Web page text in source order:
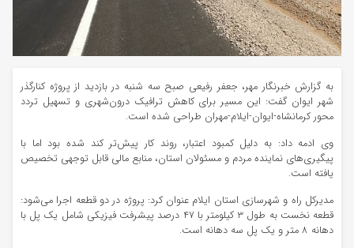
به گزارش خبرنگار مهر، جعفر رفیعی صبح سه شنبه در بازدید از پروژه کنارگذر
شهر ایوان گفت: این مسیر برای کاهش ترافیک درون‌شهری و تسهیل تردد
محور کرمانشاه-ایوان-ایلام-مهران طراحی شده است.
وی ادمه داد: به دلیل کمبود اعتبار، روند کار پیش‌تر کند شده بود اما با
پیگیری‌های نماینده مردم و مسئولان استان، منابع مالی قابل توجهی تخصیص
یافته است.
مدیرکل راه و شهرسازی استان ایلام عنوان کرد: پروژه در دو قطعه اجرا می‌شود:
قطعه نخست به طول ۳ کیلومتر با ۴۷ درصد پیشرفت فیزیکی شامل یک پل با
دهانه ۸ متر و یک پل سه دهانه است.